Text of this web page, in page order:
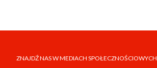
ZNAJDŹ NAS W MEDIACH SPOŁECZNOŚCIOWYCH